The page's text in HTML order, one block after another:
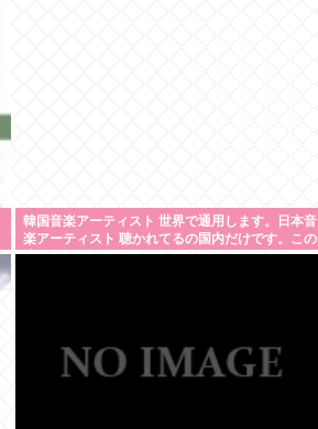
韓国音楽アーティスト 世界で通用します。日本音
楽アーティスト 聴かれてるの国内だけです。この
違いは一体何なの？